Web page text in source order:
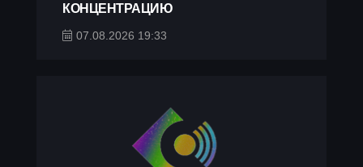
КОНЦЕНТРАЦИЮ
07.08.2026 19:33